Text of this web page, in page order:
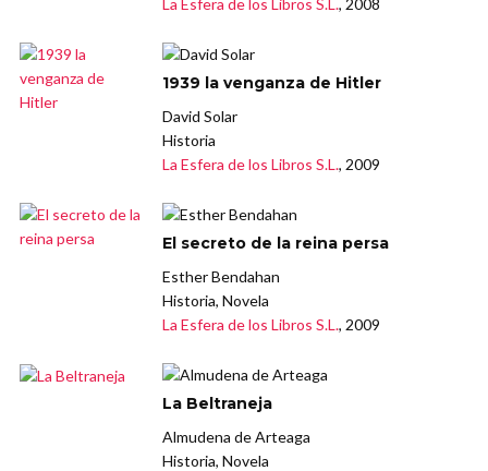
1939 la venganza de Hitler
David Solar
Historia
La Esfera de los Libros S.L., 2009
El secreto de la reina persa
Esther Bendahan
Historia, Novela
La Esfera de los Libros S.L., 2009
La Beltraneja
Almudena de Arteaga
Historia, Novela